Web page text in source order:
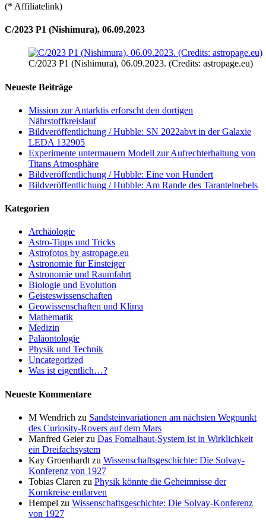
(* Affiliatelink)
C/2023 P1 (Nishimura), 06.09.2023
C/2023 P1 (Nishimura), 06.09.2023. (Credits: astropage.eu)
Neueste Beiträge
Mission zur Antarktis erforscht den dortigen
Nährstoffkreislauf
Bildveröffentlichung / Hubble: SN 2022abvt in der Galaxie
LEDA 132905
Experimente untermauern Modell zur Aufrechterhaltung von
Titans Atmosphäre
Bildveröffentlichung / Hubble: Eine von Hundert
Bildveröffentlichung / Hubble: Am Rande des Tarantelnebels
Kategorien
Archäologie
Astro-Tipps und Tricks
Astrofotos by astropage.eu
Astronomie für Einsteiger
Astronomie und Raumfahrt
Biologie und Evolution
Geisteswissenschaften
Geowissenschaften und Klima
Mathematik
Medizin
Paläontologie
Physik und Technik
Uncategorized
Was ist eigentlich…?
Neueste Kommentare
M Wendrich zu Sandsteinvariationen am nächsten Wegpunkt
des Curiosity-Rovers auf dem Mars
Manfred Geierzu Das Fomalhaut-System ist in Wirklichkeit
ein Dreifachsystem
Kay Groenhardt zu Wissenschaftsgeschichte: Die Solvay-
Konferenz von 1927
Tobias Claren zu Physik könnte die Geheimnisse der
Kornkreise entlarven
Hempel zu Wissenschaftsgeschichte: Die Solvay-Konferenz
von 1927